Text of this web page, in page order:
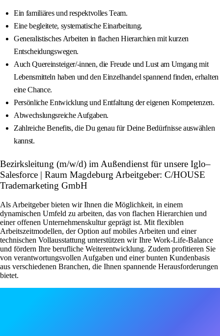
Ein familiäres und respektvolles Team.
Eine begleitete, systematische Einarbeitung.
Generalistisches Arbeiten in flachen Hierarchien mit kurzen
Entscheidungswegen.
Auch Quereinsteiger/-innen, die Freude und Lust am Umgang mit
Lebensmitteln haben und den Einzelhandel spannend finden, erhalten
eine Chance.
Persönliche Entwicklung und Entfaltung der eigenen Kompetenzen.
Abwechslungsreiche Aufgaben.
Zahlreiche Benefits, die Du genau für Deine Bedürfnisse auswählen
kannst.
Bezirksleitung (m/w/d) im Außendienst für unsere Iglo–
Salesforce | Raum Magdeburg Arbeitgeber: C/HOUSE
Trademarketing GmbH
Als Arbeitgeber bieten wir Ihnen die Möglichkeit, in einem
dynamischen Umfeld zu arbeiten, das von flachen Hierarchien und
einer offenen Unternehmenskultur geprägt ist. Mit flexiblen
Arbeitszeitmodellen, der Option auf mobiles Arbeiten und einer
technischen Vollausstattung unterstützen wir Ihre Work-Life-Balance
und fördern Ihre berufliche Weiterentwicklung. Zudem profitieren Sie
von verantwortungsvollen Aufgaben und einer bunten Kundenbasis
aus verschiedenen Branchen, die Ihnen spannende Herausforderungen
bietet.